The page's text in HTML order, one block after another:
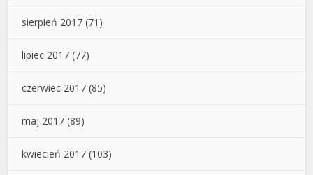
sierpień 2017 (71)
lipiec 2017 (77)
czerwiec 2017 (85)
maj 2017 (89)
kwiecień 2017 (103)